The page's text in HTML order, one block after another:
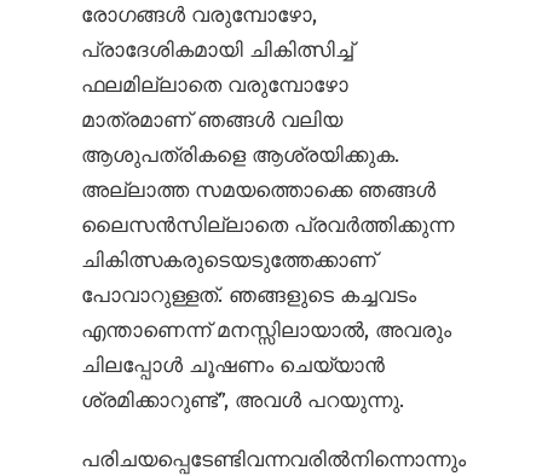
രോഗങ്ങൾ വരുമ്പോഴോ,
പ്രാദേശികമായി ചികിത്സിച്ച്
ഫലമില്ലാതെ വരുമ്പോഴോ
മാത്രമാണ് ഞങ്ങൾ വലിയ
ആശുപത്രികളെ ആശ്രയിക്കുക.
അല്ലാത്ത സമയത്തൊക്കെ ഞങ്ങൾ
ലൈസൻസില്ലാതെ പ്രവർത്തിക്കുന്ന
ചികിത്സകരുടെയടുത്തേക്കാണ്
പോവാറുള്ളത്. ഞങ്ങളുടെ കച്ചവടം
എന്താണെന്ന് മനസ്സിലായാൽ, അവരും
ചിലപ്പോൾ ചൂഷണം ചെയ്യാൻ
ശ്രമിക്കാറുണ്ട്”, അവൾ പറയുന്നു.
പരിചയപ്പെടേണ്ടിവന്നവരിൽനിന്നൊന്നും